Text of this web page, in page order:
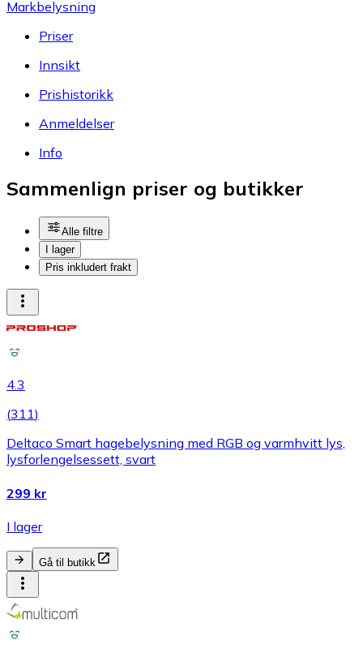
Markbelysning
Priser
Innsikt
Prishistorikk
Anmeldelser
Info
Sammenlign priser og butikker
Alle filtre
I lager
Pris inkludert frakt
4.3
(311)
Deltaco Smart hagebelysning med RGB og varmhvitt lys,
lysforlengelsessett, svart
299 kr
I lager
Gå til butikk